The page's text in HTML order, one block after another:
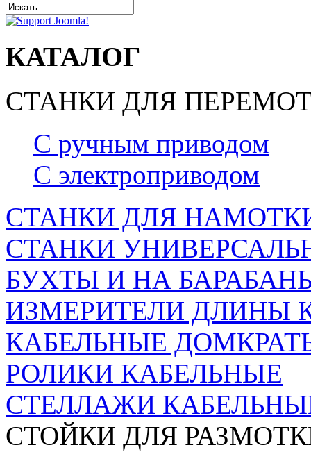
КАТАЛОГ
СТАНКИ ДЛЯ
С ручным приводом
С электроприводом
СТАНКИ ДЛЯ
СТАНКИ
БУХТЫ И НА
ИЗМЕРИТЕЛИ ДЛИНЫ
КАБЕЛЬНЫЕ
РОЛИКИ КАБЕЛЬНЫЕ
СТЕЛЛАЖИ
СТОЙКИ ДЛЯ